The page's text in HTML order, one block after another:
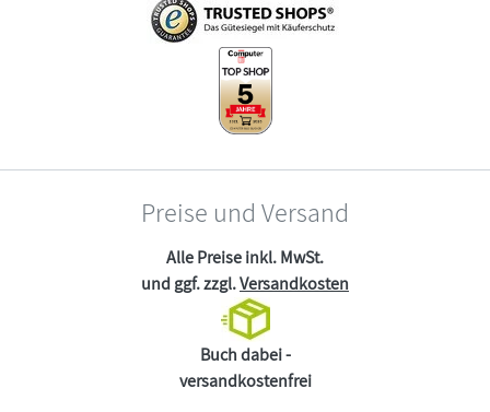
Preise und Versand
Alle Preise inkl. MwSt.
und ggf. zzgl.Versandkosten
Buch dabei -
versandkostenfrei